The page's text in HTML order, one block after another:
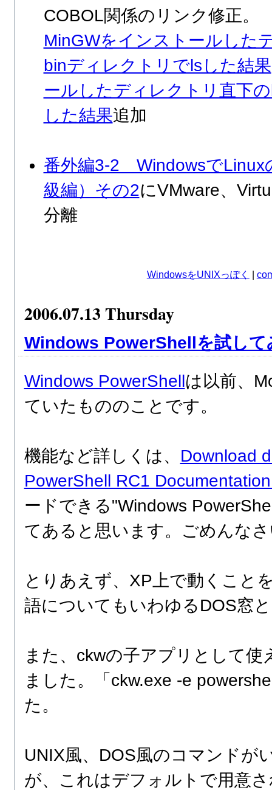
COBOL関係のリンク修正。
MinGWをインストールした
binディレクトリでlsした結果
ールしたディレクトリ直下
した結果追加
番外編3-2 WindowsでLinux
級編）その2にVMware、
分離
WindowsをUNIXっぽく
2006.07.13 Thursday
Windows PowerShellを試して
Windows PowerShellは以前、
ていたもののことです。
機能など詳しくは、 Download
PowerShell RC1
ードできる"Windows
てあると思います。ごめんな
とりあえず、XP上で動くこと
語についてもいわゆるDOS窓
また、ckwの子アプリとして使
ました。「ckw.exe -e
た。
UNIX風、DOS風のコマンドが
が、これはデフォルトで用意